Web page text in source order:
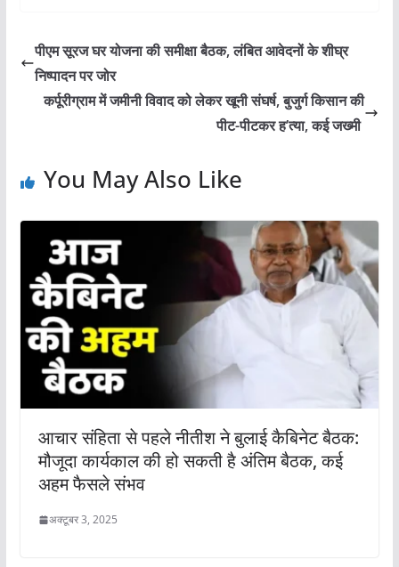
पीएम सूरज घर योजना की समीक्षा बैठक, लंबित आवेदनों के शीघ्र
निष्पादन पर जोर
कर्पूरीग्राम में जमीनी विवाद को लेकर खूनी संघर्ष, बुजुर्ग किसान की
पीट-पीटकर ह’त्या, कई जख्मी
You May Also Like
आचार संहिता से पहले नीतीश ने बुलाई कैबिनेट बैठक:
मौजूदा कार्यकाल की हो सकती है अंतिम बैठक, कई
अहम फैसले संभव
अक्टूबर 3, 2025